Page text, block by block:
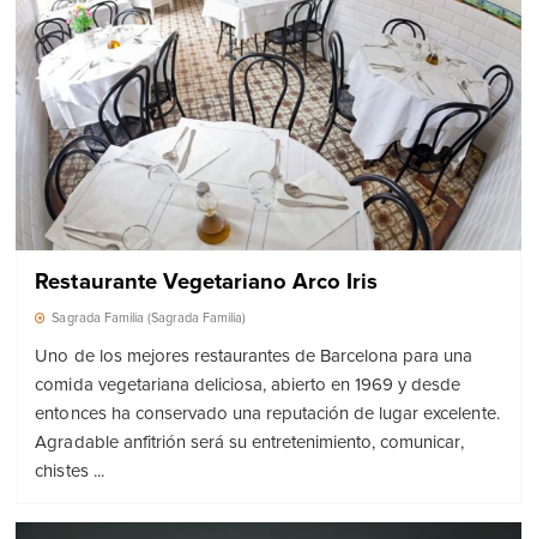
Restaurante Vegetariano Arco Iris
Sagrada Familia (Sagrada Familia)
Uno de los mejores restaurantes de Barcelona para una
comida vegetariana deliciosa, abierto en 1969 y desde
entonces ha conservado una reputación de lugar excelente.
Agradable anfitrión será su entretenimiento, comunicar,
chistes ...